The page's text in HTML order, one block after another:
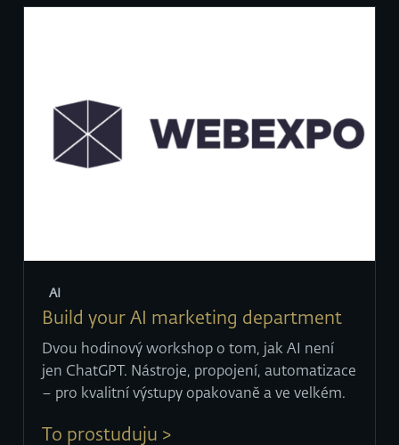
AI
Build your AI marketing department
Dvou hodinový workshop o tom, jak AI není
jen ChatGPT. Nástroje, propojení, automatizace
– pro kvalitní výstupy opakovaně a ve velkém.
To prostuduju >